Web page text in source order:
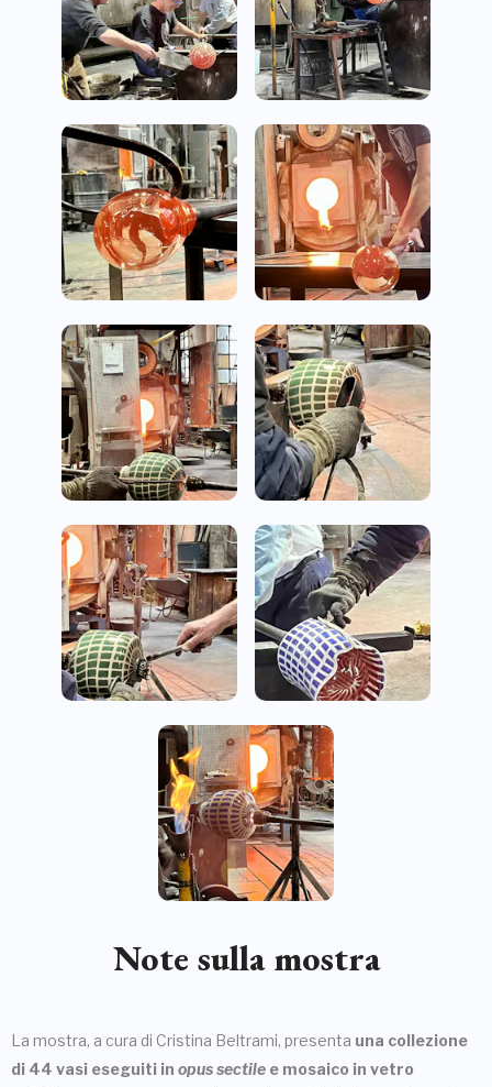
Note sulla mostra
La mostra, a cura di Cristina Beltrami, presenta una collezione
di 44 vasi eseguiti in opus sectile e mosaico in vetro